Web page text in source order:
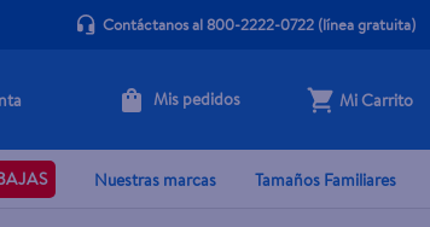
Contáctanos al 800-2222-0722(línea gratuita)
Mis pedidos Mi Carrito
Nuestras marcas Tamaños Familiares
+ Agregar